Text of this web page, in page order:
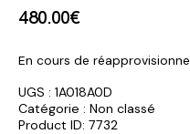
480.00€
En cours de
UGS : 1A018A0D
Catégorie : Non classé
Product ID: 7732